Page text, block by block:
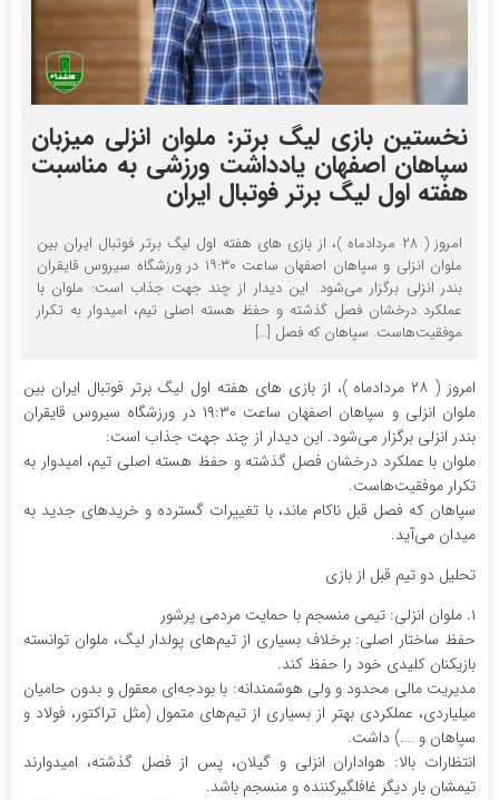
نخستین بازی لیگ برتر: ملوان انزلی میزبان
سپاهان اصفهان یادداشت ورزشی به مناسبت
هفته اول لیگ برتر فوتبال ایران
امروز ( ۲۸ مردادماه )، از بازی های هفته اول لیگ برتر فوتبال ایران بین
ملوان انزلی و سپاهان اصفهان ساعت ۱۹:۳۰ در ورزشگاه سیروس قایقران
بندر انزلی برگزار می‌شود. این دیدار از چند جهت جذاب است: ملوان با
عملکرد درخشان فصل گذشته و حفظ هسته اصلی تیم، امیدوار به تکرار
موفقیت‌هاست. سپاهان که فصل […]
امروز ( ۲۸ مردادماه )، از بازی های هفته اول لیگ برتر فوتبال ایران بین
ملوان انزلی و سپاهان اصفهان ساعت ۱۹:۳۰ در ورزشگاه سیروس قایقران
بندر انزلی برگزار می‌شود. این دیدار از چند جهت جذاب است:
ملوان با عملکرد درخشان فصل گذشته و حفظ هسته اصلی تیم، امیدوار به
تکرار موفقیت‌هاست.
سپاهان که فصل قبل ناکام ماند، با تغییرات گسترده و خریدهای جدید به
میدان می‌آید.
تحلیل دو تیم قبل از بازی
۱. ملوان انزلی: تیمی منسجم با حمایت مردمی پرشور
حفظ ساختار اصلی: برخلاف بسیاری از تیم‌های پولدار لیگ، ملوان توانسته
بازیکنان کلیدی خود را حفظ کند.
مدیریت مالی محدود و ولی هوشمندانه: با بودجه‌ای معقول و بدون حامیان
میلیاردی، عملکردی بهتر از بسیاری از تیم‌های متمول (مثل تراکتور، فولاد و
سپاهان و ….) داشت.
انتظارات بالا: هواداران انزلی و گیلان، پس از فصل گذشته، امیدوارند
تیمشان بار دیگر غافلگیرکننده و منسجم باشد.